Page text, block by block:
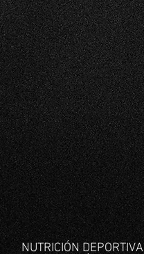
NUTRICIÓN DEPORTIVA